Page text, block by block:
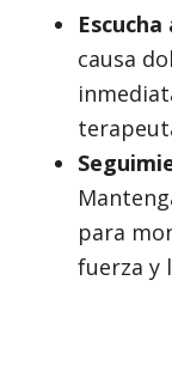
causa
para
fuerza y